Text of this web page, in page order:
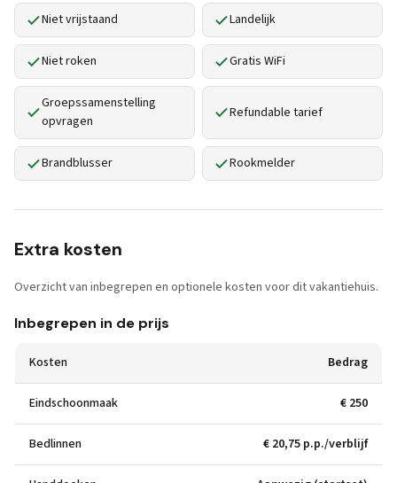
Niet vrijstaand Landelijk
Niet roken Gratis WiFi
Groepssamenstelling
opvragen
Refundable tarief
Brandblusser Rookmelder
Extra kosten
Overzicht van inbegrepen en optionele kosten voor dit vakantiehuis.
Inbegrepen in de prijs
Kosten Bedrag
Eindschoonmaak € 250
Bedlinnen € 20,75 p.p./verblijf